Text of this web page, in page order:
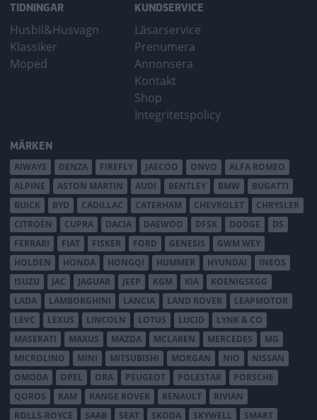
TIDNINGAR
Husbil&Husvagn
Klassiker
Moped
KUNDSERVICE
Läsarservice
Prenumera
Annonsera
Kontakt
Shop
Integritetspolicy
MÄRKEN
AIWAYS DENZA FIREFLY JAECOO ONVO
ALFA ROMEO
ALPINE
ASTON MARTIN AUDI BENTLEY BMW
BUGATTI
BUICK
BYD CADILLAC CATERHAM CHEVROLET
CHRYSLER
CITROËN
CUPRA DACIA DAEWOO DFSK DODGE
DS
FERRARI
FIAT FISKER FORD GENESIS
GWM WEY
HOLDEN
HONDA HONGQI HUMMER HYUNDAI
INEOS
ISUZU
JAC JAGUAR JEEP KGM KIA
KOENIGSEGG
LADA
LAMBORGHINI LANCIA LAND ROVER
LEAPMOTOR
LEVC
LEXUS LINCOLN LOTUS LUCID
LYNK & CO
MASERATI
MAXUS MAZDA MCLAREN MERCEDES
MG
MICROLINO
MINI MITSUBISHI MORGAN NIO
NISSAN
OMODA
OPEL ORA PEUGEOT POLESTAR
PORSCHE
QOROS
RAM RANGE ROVER RENAULT
RIVIAN
ROLLS-ROYCE
SAAB SEAT SKODA SKYWELL SMART